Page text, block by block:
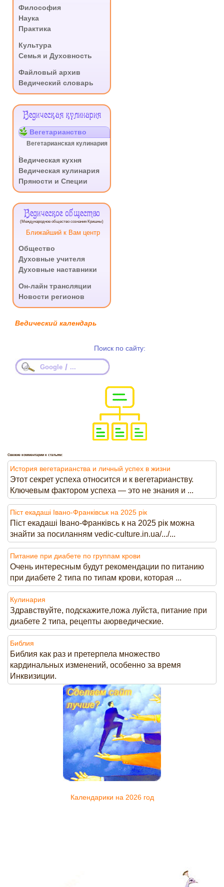
Философия
Наука
Практика
Культура
Семья и Духовность
Файловый архив
Ведический словарь
Ведическая кулинария
Вегетарианство
Вегетарианская кулинария
Ведическая кухня
Ведическая кулинария
Пряности и Специи
Ведическое общество
(Международное общество сознания Кришны)
Ближайший к Вам центр
Общество
Духовные учителя
Духовные наставники
Он-лайн трансляции
Новости регионов
Ведический календарь
Поиск по сайту:
Google / ...
Свежие комментарии к статьям:
История вегетарианства и личный успех в жизни
Этот секрет успеха относится и к вегетарианству.
Ключевым фактором успеха — это не знания и ...
Піст екадаші Івано-Франківськ на 2025 рік
Піст екадаші Івано-Франківсь к на 2025 рік можна
знайти за посиланням vedic-culture.in.ua/.../...
Питание при диабете по группам крови
Очень интересным будут рекомендации по питанию
при диабете 2 типа по типам крови, которая ...
Кулинария
Здравствуйте, подскажите,пожа луйста, питание при
диабете 2 типа, рецепты аюрведические.
Библия
Библия как раз и претерпела множество
кардинальных изменений, особенно за время
Инквизиции.
Календарики на 2026 год